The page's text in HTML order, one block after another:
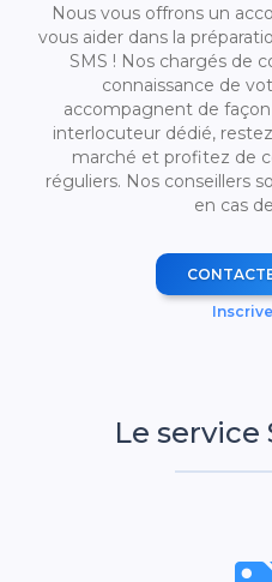
Nous vous offrons un
vous aider dans la
SMS ! Nos chargés de
connaissance de
accompagnent de
interlocuteur dédié,
marché et profitez de
réguliers. Nos conseillers
en cas
Le service